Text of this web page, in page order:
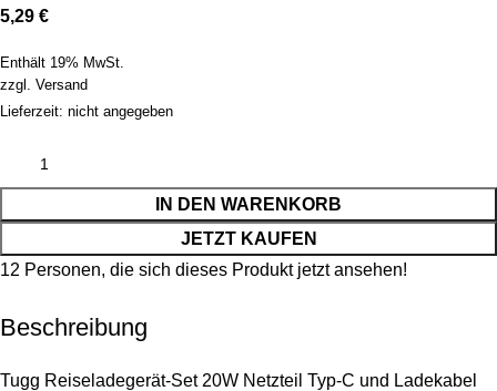
5,29 €
Enthält 19% MwSt.
zzgl. Versand
Lieferzeit: nicht angegeben
IN DEN WARENKORB
JETZT KAUFEN
12 Personen, die sich dieses Produkt jetzt ansehen!
Beschreibung
Tugg Reiseladegerät-Set 20W Netzteil Typ-C und Ladekabel